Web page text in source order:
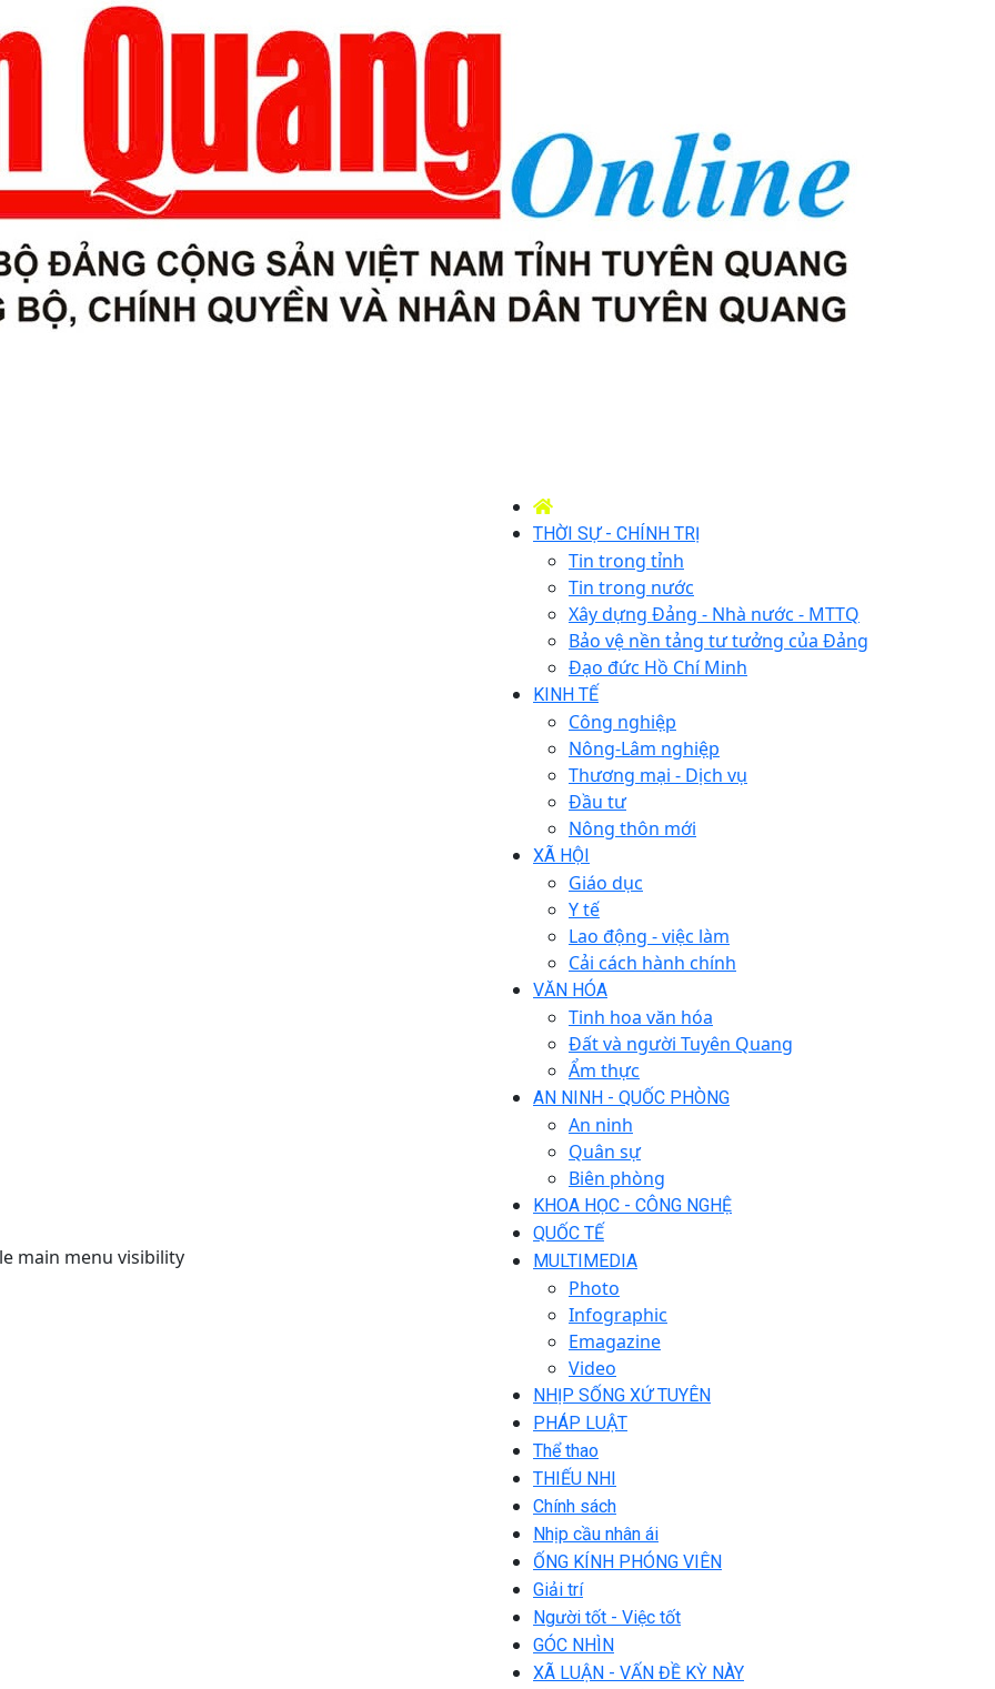
main menu visibility
THỜI SỰ - CHÍNH TRỊ
Tin trong tỉnh
Tin trong nước
Xây dựng Đảng - Nhà nước - MTTQ
Bảo vệ nền tảng tư tưởng của Đảng
Đạo đức Hồ Chí Minh
KINH TẾ
Công nghiệp
Nông-Lâm nghiệp
Thương mại - Dịch vụ
Đầu tư
Nông thôn mới
XÃ HỘI
Giáo dục
Y tế
Lao động - việc làm
Cải cách hành chính
VĂN HÓA
Tinh hoa văn hóa
Đất và người Tuyên Quang
Ẩm thực
AN NINH - QUỐC PHÒNG
An ninh
Quân sự
Biên phòng
KHOA HỌC - CÔNG NGHỆ
QUỐC TẾ
MULTIMEDIA
Photo
Infographic
Emagazine
Video
NHỊP SỐNG XỨ TUYÊN
PHÁP LUẬT
Thể thao
THIẾU NHI
Chính sách
Nhịp cầu nhân ái
ỐNG KÍNH PHÓNG VIÊN
Giải trí
Người tốt - Việc tốt
GÓC NHÌN
XÃ LUẬN - VẤN ĐỀ KỲ NÀY